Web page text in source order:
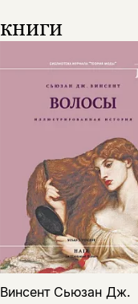
книги
Винсент Сьюзан Дж.